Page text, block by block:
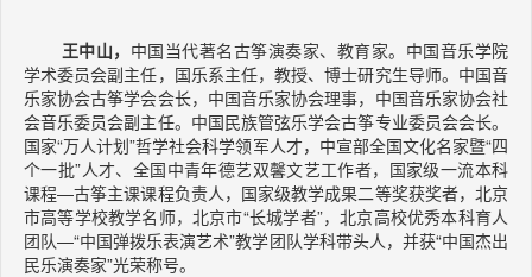
王中山， 中国当代著名古筝演奏家、教育家。中国音乐学院
学术委员会副主任，国乐系主任，教授、博士研究生导师。中国音
乐家协会古筝学会会长，中国音乐家协会理事，中国音乐家协会社
会音乐委员会副主任。中国民族管弦乐学会古筝专业委员会会长。
国家“万人计划”哲学社会科学领军人才，中宣部全国文化名家暨“四
个一批”人才、全国中青年德艺双馨文艺工作者，国家级一流本科
课程—古筝主课课程负责人，国家级教学成果二等奖获奖者，北京
市高等学校教学名师，北京市“长城学者”，北京高校优秀本科育人
团队—“中国弹拨乐表演艺术”教学团队学科带头人，并获“中国杰出
民乐演奏家”光荣称号。